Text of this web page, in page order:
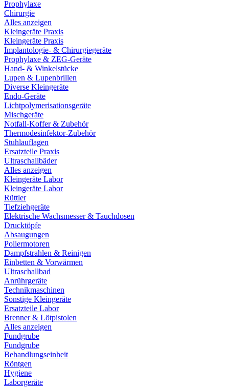
Prophylaxe
Chirurgie
Alles anzeigen
Kleingeräte Praxis
Kleingeräte Praxis
Implantologie- & Chirurgiegeräte
Prophylaxe & ZEG-Geräte
Hand- & Winkelstücke
Lupen & Lupenbrillen
Diverse Kleingeräte
Endo-Geräte
Lichtpolymerisationsgeräte
Mischgeräte
Notfall-Koffer & Zubehör
Thermodesinfektor-Zubehör
Stuhlauflagen
Ersatzteile Praxis
Ultraschallbäder
Alles anzeigen
Kleingeräte Labor
Kleingeräte Labor
Rüttler
Tiefziehgeräte
Elektrische Wachsmesser & Tauchdosen
Drucktöpfe
Absaugungen
Poliermotoren
Dampfstrahlen & Reinigen
Einbetten & Vorwärmen
Ultraschallbad
Anrührgeräte
Technikmaschinen
Sonstige Kleingeräte
Ersatzteile Labor
Brenner & Lötpistolen
Alles anzeigen
Fundgrube
Fundgrube
Behandlungseinheit
Röntgen
Hygiene
Laborgeräte